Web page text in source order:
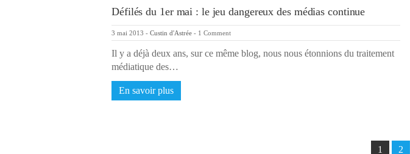
Défilés du 1er mai : le jeu dangereux des médias continue
3 mai 2013 - Custin d'Astrée - 1 Comment
Il y a déjà deux ans, sur ce même blog, nous nous étonnions du traitement
médiatique des…
En savoir plus
1 2